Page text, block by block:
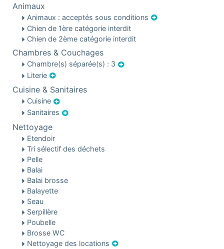
Animaux
Animaux : acceptés sous conditions
Chien de 1ère catégorie interdit
Chien de 2ème catégorie interdit
Chambres & Couchages
Chambre(s) séparée(s) : 3
Literie
Cuisine & Sanitaires
Cuisine
Sanitaires
Nettoyage
Etendoir
Tri sélectif des déchets
Pelle
Balai
Balai brosse
Balayette
Seau
Serpillère
Poubelle
Brosse WC
Nettoyage des locations